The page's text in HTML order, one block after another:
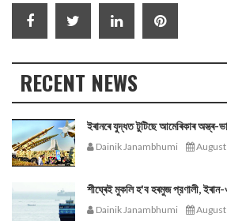
RECENT NEWS
ইৰানৰে যুদ্ধত টুটিছে আমেৰিকাৰ অস্ত্ৰ-
Dainik Janambhumi
শীঘ্ৰেই মুকলি হ'ব হৰমুজ প্রণালী,
Dainik Janambhumi